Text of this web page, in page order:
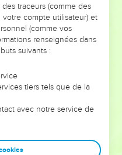
!
VOUS ÉVITER LES
?
les doutes, les erreurs
alors même que ce
façonnés.
et responsables
afin que leurs erreurs
traceurs (comme des
compte utilisateur) et
(comme vos
renseignées dans
suivants :
tiers tels que de la
avec notre service de